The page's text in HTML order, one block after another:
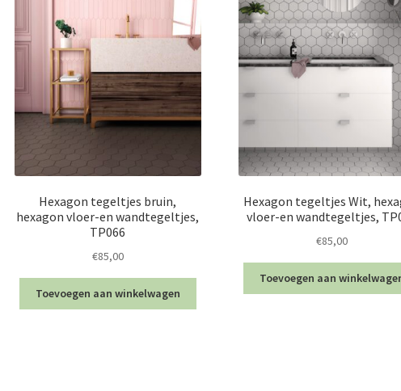
Hexagon tegeltjes bruin,
hexagon vloer-en wandtegeltjes,
TP066
€85,00
Toevoegen aan winkelwagen
Hexagon tegeltjes Wit,
vloer-en wandtegeltjes,
€85,00
Toevoegen aan